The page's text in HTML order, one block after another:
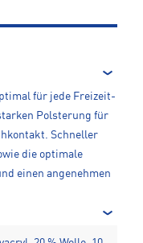
für jede Freizeit-
Polsterung für
Schneller
die optimale
einen angenehmen